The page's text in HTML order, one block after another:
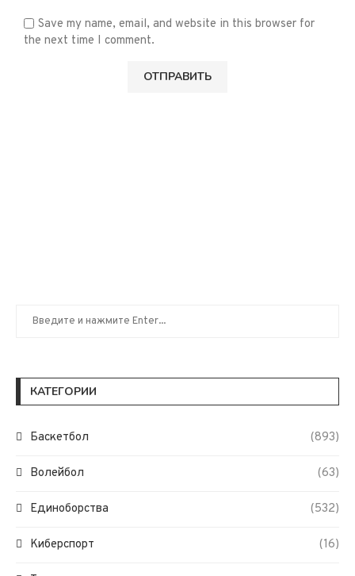
Save my name, email, and website in this browser for
the next time I comment.
КАТЕГОРИИ
Баскетбол (893)
Волейбол (63)
Единоборства (532)
Киберспорт (16)